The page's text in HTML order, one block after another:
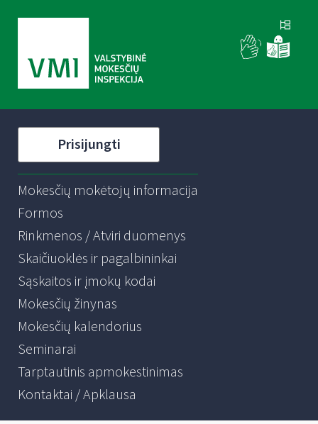
Prisijungti
Mokesčių mokėtojų informacija
Formos
Rinkmenos / Atviri duomenys
Skaičiuoklės ir pagalbininkai
Sąskaitos ir įmokų kodai
Mokesčių žinynas
Mokesčių kalendorius
Seminarai
Tarptautinis apmokestinimas
Kontaktai / Apklausa